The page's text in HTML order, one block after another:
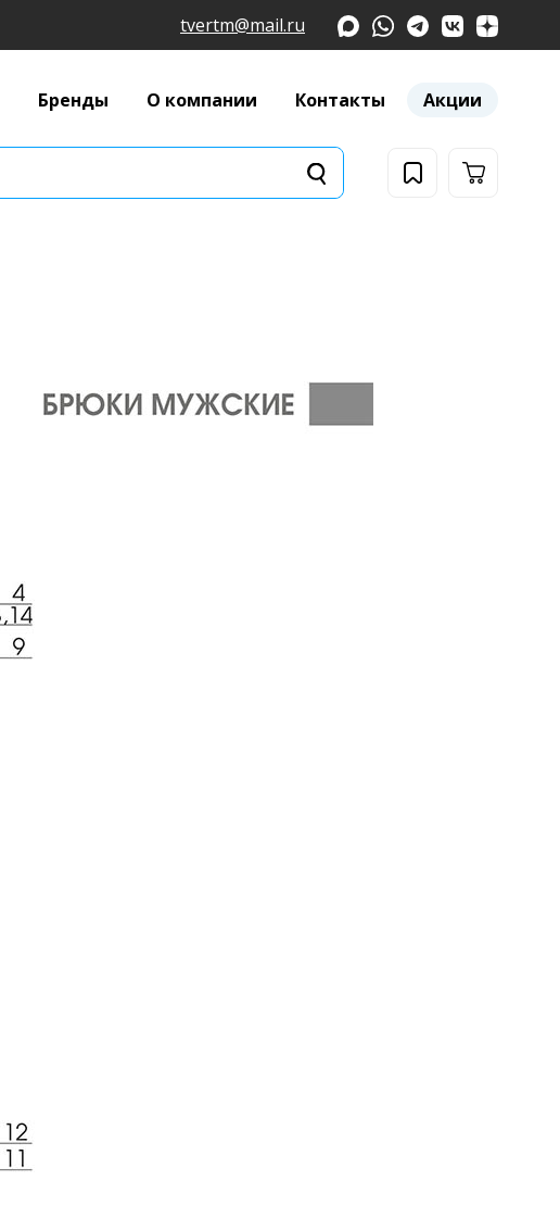
tvertm@mail.ru
Бренды О компании Контакты Акции